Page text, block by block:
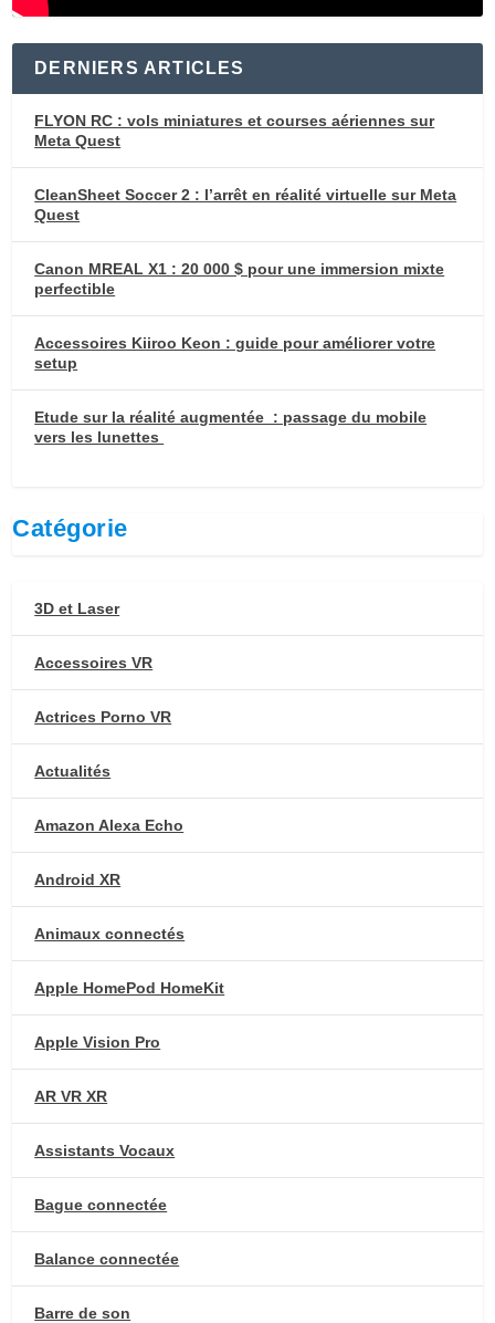
DERNIERS ARTICLES
FLYON RC : vols miniatures et courses aériennes sur
Meta Quest
CleanSheet Soccer 2 : l’arrêt en réalité virtuelle sur Meta
Quest
Canon MREAL X1 : 20 000 $ pour une immersion mixte
perfectible
Accessoires Kiiroo Keon : guide pour améliorer votre
setup
Etude sur la réalité augmentée : passage du mobile
vers les lunettes
Catégorie
3D et Laser
Accessoires VR
Actrices Porno VR
Actualités
Amazon Alexa Echo
Android XR
Animaux connectés
Apple HomePod HomeKit
Apple Vision Pro
AR VR XR
Assistants Vocaux
Bague connectée
Balance connectée
Barre de son